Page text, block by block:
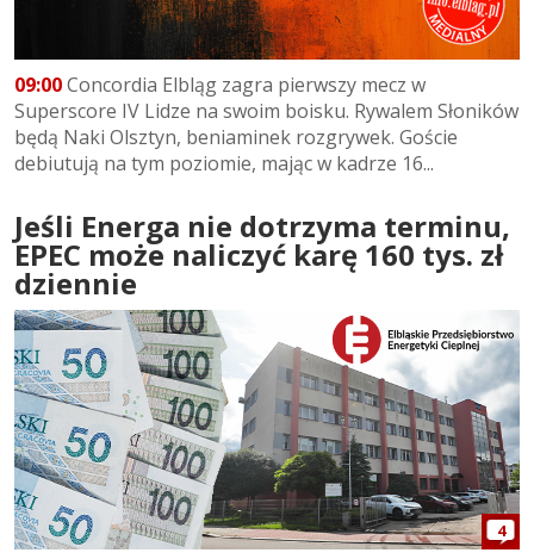
09:00Concordia Elbląg zagra pierwszy mecz w
Superscore IV Lidze na swoim boisku. Rywalem Słoników
będą Naki Olsztyn, beniaminek rozgrywek. Goście
debiutują na tym poziomie, mając w kadrze 16...
Jeśli Energa nie dotrzyma terminu,
EPEC może naliczyć karę 160 tys. zł
dziennie
4